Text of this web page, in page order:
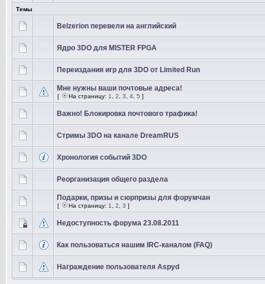
Темы
Belzerion перевели на английский
Ядро 3DO для MISTER FPGA
Переиздания игр для 3DO от Limited Run
Мне нужны ваши почтовые адреса!
[ На страницу: 1 2 3 4 5 ]
Важно! Блокировка почтового трафика!
Стримы 3DO на канале DreamRUS
Хронология событий 3DO
Реорганизация общего раздела
Подарки, призы и сюрпризы для форумчан
[ На страницу: 1 2 3 ]
Недоступность форума 23.08.2011
Как пользоваться нашим IRC-каналом (FAQ)
Награждение пользователя Aspyd